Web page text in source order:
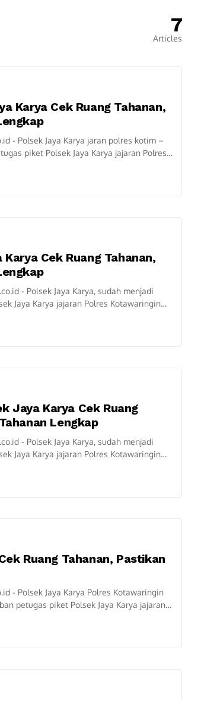
7
Articles
Karya Cek Ruang Tahanan,
- Polsek Jaya Karya jaran polres kotim –
piket Polsek Jaya Karya jajaran Polres
Cek Ruang Tahanan,
- Polsek Jaya Karya, sudah menjadi
Jaya Karya jajaran Polres Kotawaringin
Jaya Karya Cek Ruang
Lengkap
- Polsek Jaya Karya, sudah menjadi
Jaya Karya jajaran Polres Kotawaringin
Ruang Tahanan, Pastikan
- Polsek Jaya Karya Polres Kotawaringin
petugas piket Polsek Jaya Karya jajaran